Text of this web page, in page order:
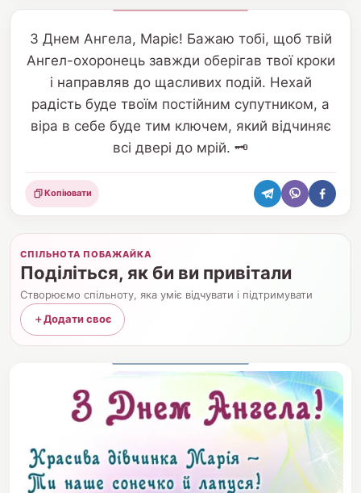
З Днем Ангела, Маріє! Бажаю тобі, щоб твій
Ангел-охоронець завжди оберігав твої кроки
і направляв до щасливих подій. Нехай
радість буде твоїм постійним супутником, а
віра в себе буде тим ключем, який відчиняє
всі двері до мрій. 🗝️
Поділитися
Копіювати
СПІЛЬНОТА ПОБАЖАЙКА
Поділіться, як би ви привітали
Створюємо спільноту, яка уміє відчувати і підтримувати
＋Додати своє